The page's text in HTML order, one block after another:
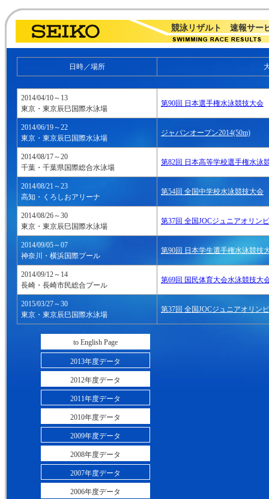
競泳リザルト 速報サー
日時／場所
2014/04/10～13
東京・東京辰巳国際水泳場
第90回 日本選手権水泳競技大会
2014/06/19～22
東京・東京辰巳国際水泳場
ジャパンオープン2014(50m)
2014/08/17～20
千葉・千葉県国際総合水泳場
第82回 日本高等学校選手権水泳
2014/08/21～23
高知・くろしおアリーナ
第54回 全国中学校水泳競技大会
2014/08/26～30
東京・東京辰巳国際水泳場
第37回 全国JOCジュニアオリン
2014/09/05～07
神奈川・横浜国際プール
第90回 日本学生選手権水泳競技
2014/09/12～14
長崎・長崎市民総合プール
第69回 国民体育大会水泳競技大
2015/03/27～30
東京・東京辰巳国際水泳場
第37回 全国JOCジュニアオリン
to English Page
2013年度データ
2012年度データ
2011年度データ
2010年度データ
2009年度データ
2008年度データ
2007年度データ
2006年度データ